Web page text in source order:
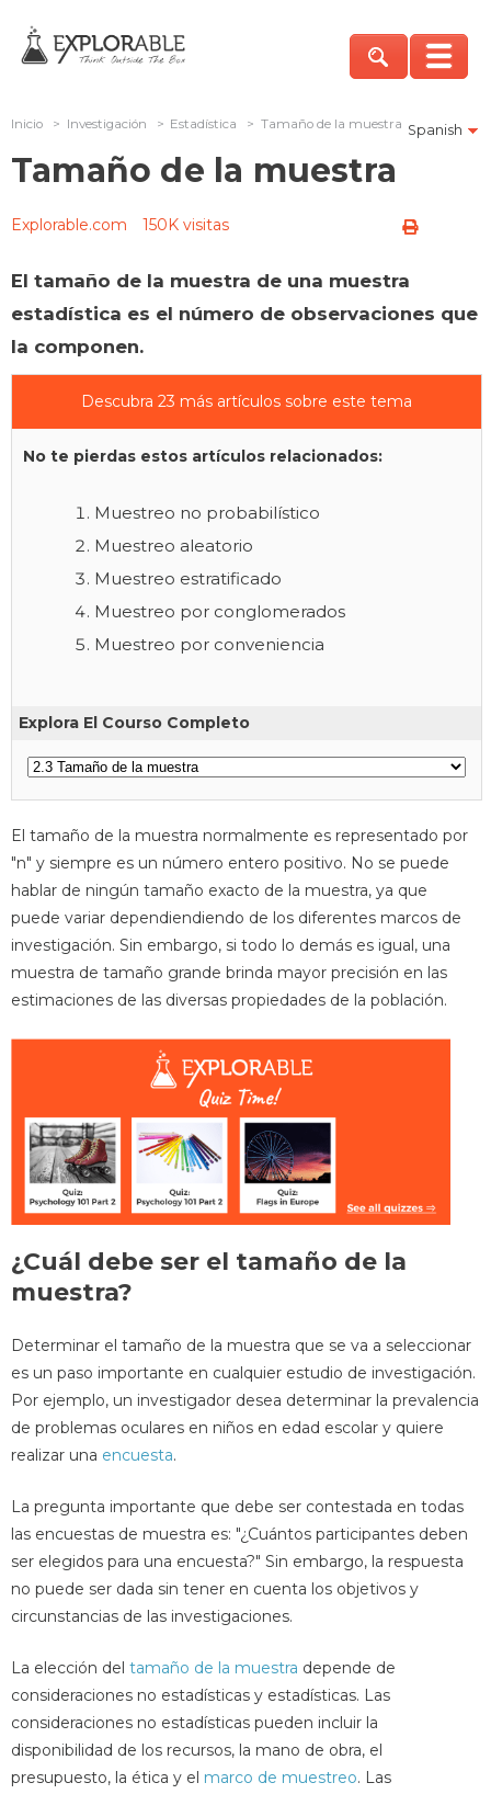
Spanish
Inicio > Investigación > Estadística > Tamaño de la muestra
Tamaño de la muestra
Explorable.com 150K visitas
El tamaño de la muestra de una muestra
estadística es el número de observaciones que
la componen.
Descubra 23 más artículos sobre este tema
No te pierdas estos artículos relacionados:
Muestreo no probabilístico
Muestreo aleatorio
Muestreo estratificado
Muestreo por conglomerados
Muestreo por conveniencia
Explora El Courso Completo
El tamaño de la muestra normalmente es representado por
"n" y siempre es un número entero positivo. No se puede
hablar de ningún tamaño exacto de la muestra, ya que
puede variar dependiendiendo de los diferentes marcos de
investigación. Sin embargo, si todo lo demás es igual, una
muestra de tamaño grande brinda mayor precisión en las
estimaciones de las diversas propiedades de la población.
¿Cuál debe ser el tamaño de la
muestra?
Determinar el tamaño de la muestra que se va a seleccionar
es un paso importante en cualquier estudio de investigación.
Por ejemplo, un investigador desea determinar la prevalencia
de problemas oculares en niños en edad escolar y quiere
realizar una encuesta.
La pregunta importante que debe ser contestada en todas
las encuestas de muestra es: "¿Cuántos participantes deben
ser elegidos para una encuesta?" Sin embargo, la respuesta
no puede ser dada sin tener en cuenta los objetivos y
circunstancias de las investigaciones.
La elección del tamaño de la muestra depende de
consideraciones no estadísticas y estadísticas. Las
consideraciones no estadísticas pueden incluir la
disponibilidad de los recursos, la mano de obra, el
presupuesto, la ética y el marco de muestreo. Las